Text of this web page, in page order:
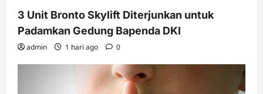
3 Unit Bronto Skylift Diterjunkan untuk
Padamkan Gedung Bapenda DKI
admin 1 hari ago 0